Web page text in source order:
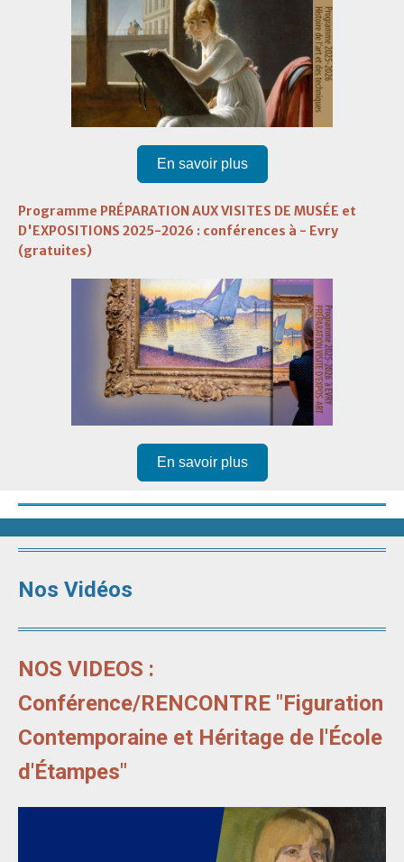
En savoir plus
Programme PRÉPARATION AUX VISITES DE MUSÉE et
D'EXPOSITIONS 2025-2026 : conférences à - Evry
(gratuites)
En savoir plus
Nos Vidéos
NOS VIDEOS :
Conférence/RENCONTRE "Figuration
Contemporaine et Héritage de l'École
d'Étampes"